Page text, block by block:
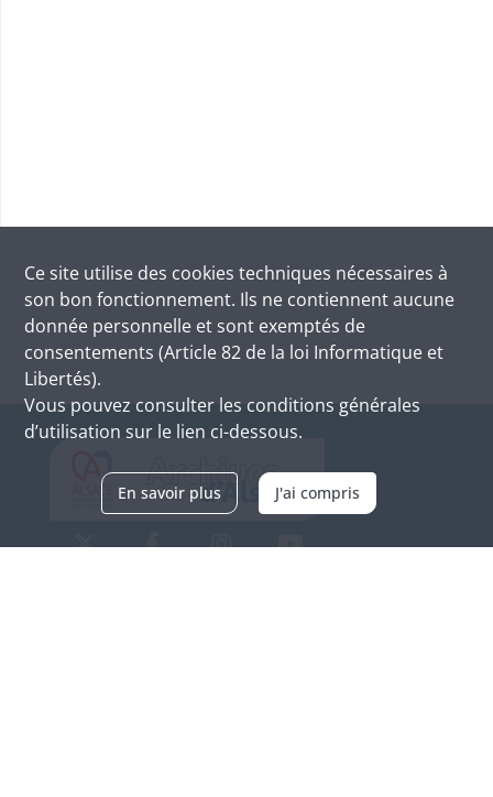
Ce site utilise des cookies techniques nécessaires à
son bon fonctionnement. Ils ne contiennent aucune
donnée personnelle et sont exemptés de
consentements (Article 82 de la loi Informatique et
Libertés).
Vous pouvez consulter les conditions générales
d’utilisation sur le lien ci-dessous.
En savoir plus J'ai compris